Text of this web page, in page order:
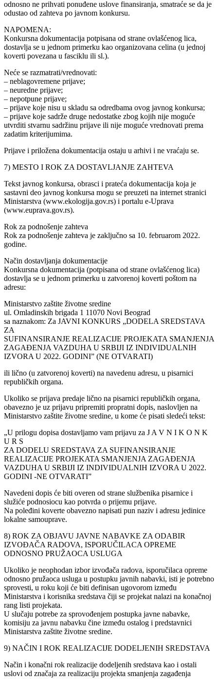
odnosno ne prihvati ponuđene uslove finansiranja, smatraće se da je
odustao od zahteva po javnom konkursu.
NAPOMENA:
Konkursna dokumentacija potpisana od strane ovlašćenog lica,
dostavlja se u jednom primerku kao organizovana celina (u jednoj
koverti povezana u fasciklu ili sl.).
Neće se razmatrati/vrednovati:
– neblagovremene prijave;
– neuredne prijave;
– nepotpune prijave;
– prijave koje nisu u skladu sa odredbama ovog javnog konkursa;
– prijave koje sadrže druge nedostatke zbog kojih nije moguće
utvrditi stvarnu sadržinu prijave ili nije moguće vrednovati prema
zadatim kriterijumima.
Prijave i priložena dokumentacija ostaju u arhivi i ne vraćaju se.
7) MESTO I ROK ZA DOSTAVLJANJE ZAHTEVA
Tekst javnog konkursa, obrasci i prateća dokumentacija koja je
sastavni deo javnog konkursa mogu se preuzeti na internet stranici
Ministarstva (www.ekologija.gov.rs) i portalu e-Uprava
(www.euprava.gov.rs).
Rok za podnošenje zahteva
Rok za podnošenje zahteva je zaključno sa 10. februarom 2022.
godine.
Način dostavljanja dokumentacije
Konkursna dokumentacija (potpisana od strane ovlašćenog lica)
dostavlja se u jednom primerku u zatvorenoj koverti poštom na
adresu:
Ministarstvo zaštite životne sredine
ul. Omladinskih brigada 1 11070 Novi Beograd
sa naznakom: Za JAVNI KONKURS „DODELA SREDSTAVA
ZA
SUFINANSIRANJE REALIZACIJE PROJEKATA SMANJENJA
ZAGAĐENJA VAZDUHA U SRBIJI IZ INDIVIDUALNIH
IZVORA U 2022. GODINI” (NE OTVARATI)
ili lično (u zatvorenoj koverti) na navedenu adresu, u pisarnici
republičkih organa.
Ukoliko se prijava predaje lično na pisarnici republičkih organa,
obavezno je uz prijavu pripremiti propratni dopis, naslovljen na
Ministarstvo zaštite životne sredine, u kome će pisati sledeći tekst:
„U prilogu dopisa dostavljamo vam prijavu za J A V N I K O N K
U R S
ZA DODELU SREDSTAVA ZA SUFINANSIRANJE
REALIZACIJE PROJEKATA SMANJENJA ZAGAĐENJA
VAZDUHA U SRBIJI IZ INDIVIDUALNIH IZVORA U 2022.
GODINI -NE OTVARATI”
Navedeni dopis će biti overen od strane službenika pisarnice i
služiće podnosiocu kao potvrda o prijemu prijave.
Na poleđini koverte obavezno napisati pun naziv i adresu jedinice
lokalne samouprave.
8) ROK ZA OBJAVU JAVNE NABAVKE ZA ODABIR
IZVOĐAČA RADOVA, ISPORUČILACA OPREME
ODNOSNO PRUŽAOCA USLUGA
Ukoliko je neophodan izbor izvođača radova, isporučilaca opreme
odnosno pružaoca usluga u postupku javnih nabavki, isti je potrebno
sprovesti, u roku koji će biti definisan ugovorom između
Ministarstva i korisnika sredstava čiji se projekat nalazi na konačnoj
rang listi projekata.
U slučaju potrebe za sprovođenjem postupka javne nabavke,
komisiju za javnu nabavku čine između ostalog i predstavnici
Ministarstva zaštite životne sredine.
9) NAČIN I ROK REALIZACIJE DODELJENIH SREDSTAVA
Način i konačni rok realizacije dodeljenih sredstava kao i ostali
uslovi od značaja za realizaciju projekta smanjenja zagađenja